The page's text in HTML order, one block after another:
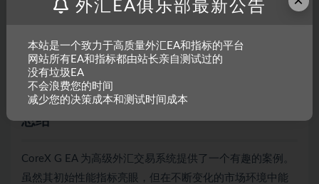
阅读更多关于Cyborg Forex MT4 EA免费下载的信息
总结
CoreX G EA 为高级外汇交易系统提供了一个有趣的案例。
虽然其初始性能指标亮眼，但在不断变化的市场环境中能
外汇EA俱乐部最新公告
本站是一个致力于高质量外汇EA和指标的平台
网站所有EA和指标都由站长亲自测试过的
没有垃圾EA
不会浪费您的时间
减少您的决策成本和测试时间成本